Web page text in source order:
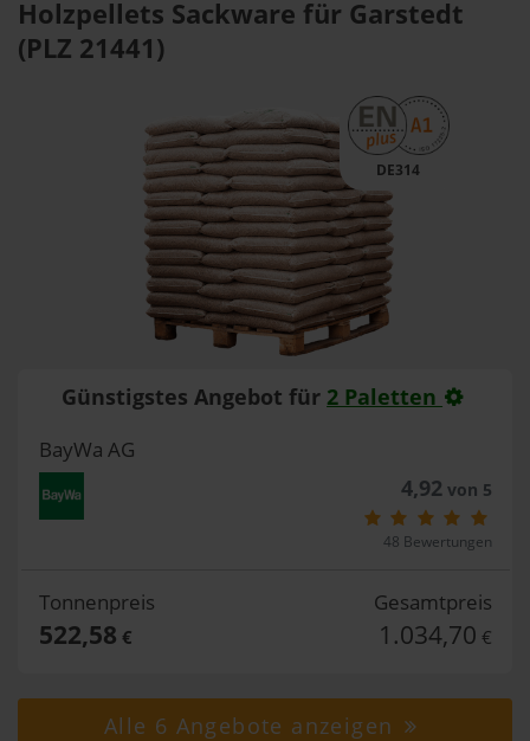
Holzpellets Sackware für Garstedt
(PLZ 21441)
DE314
Günstigstes Angebot für 2 Paletten
BayWa AG
4,92von 5
48 Bewertungen
Tonnenpreis
522,58 €
Gesamtpreis
1.034,70 €
Alle 6 Angebote anzeigen